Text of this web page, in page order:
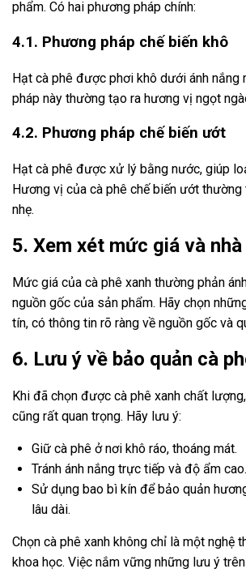
phẩm. Có hai phương pháp chính:
4.1. Phương pháp chế biến khô
Hạt cà phê được phơi khô dưới ánh nắng
pháp này thường tạo ra hương vị ngọt
4.2. Phương pháp chế biến ướt
Hạt cà phê được xử lý bằng nước, giúp
Hương vị của cà phê chế biến ướt
nhẹ.
5. Xem xét mức giá và
Mức giá của cà phê xanh thường phản
nguồn gốc của sản phẩm. Hãy chọn
tín, có thông tin rõ ràng về nguồn gốc và
6. Lưu ý về bảo quản cà
Khi đã chọn được cà phê xanh chất
cũng rất quan trọng. Hãy lưu ý:
Giữ cà phê ở nơi khô ráo, thoáng mát.
Tránh ánh nắng trực tiếp và độ ẩm cao.
Sử dụng bao bì kín để bảo quản
lâu dài.
Chọn cà phê xanh không chỉ là một nghệ
khoa học. Việc nắm vững những lưu ý